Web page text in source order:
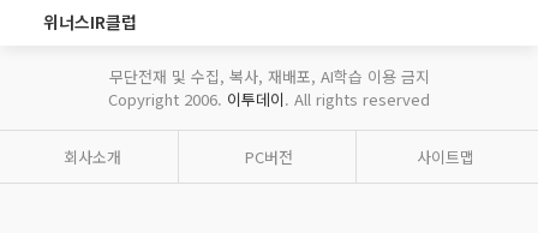
위너스IR클럽
무단전재 및 수집, 복사, 재배포, AI학습 이용 금지
Copyright 2006. 이투데이. All rights reserved
회사소개 PC버전 사이트맵